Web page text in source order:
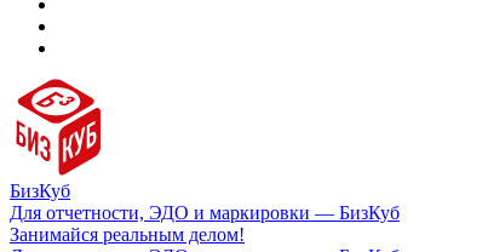
БизКуб
Для отчетности, ЭДО и маркировки — БизКуб
Занимайся реальным делом!